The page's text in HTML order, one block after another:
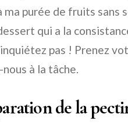
ma purée de fruits sans
qui a la
pas ! Prenez
à la tâche.
de la